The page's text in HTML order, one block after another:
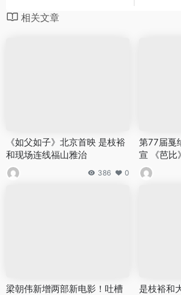
相关文章
《如父如子》北京首映 是枝裕
和现场连线福山雅治
386 0
第77届戛
宣 《芭比
梁朝伟新增两部新电影！吐槽
是枝裕和